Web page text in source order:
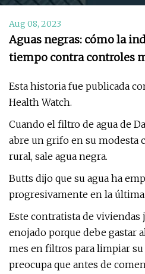
Aug 08, 2023
Aguas negras: cómo la
tiempo contra controles
Esta historia fue publicada
Health Watch.
Cuando el filtro de agua de
abre un grifo en su modesta
rural, sale agua negra.
Butts dijo que su agua ha
progresivamente en la última
Este contratista de viviendas
enojado porque debe gastar
mes en filtros para limpiar su
preocupa que antes de